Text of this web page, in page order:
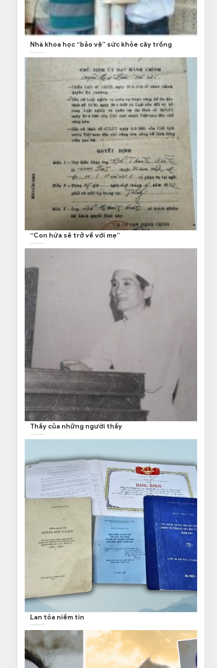
Nhà khoa học “bảo vệ” sức khỏe cây trồng
“Con hứa sẽ trở về với mẹ”
Thầy của những người thầy
Lan tỏa niềm tin